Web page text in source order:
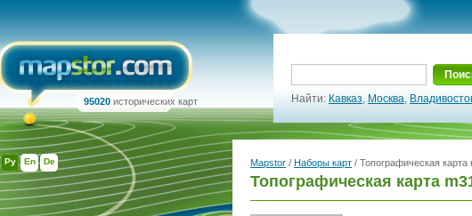
Ру En De
95020 исторических карт
Найти: Кавказ, Москва,
Mapstor / Наборы карт / Топографическая карта
Топографическая карта